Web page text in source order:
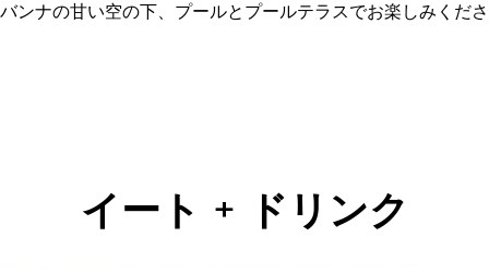
ンナの甘い空の下、プールとプールテラスでお楽しみくだ
イート + ドリンク